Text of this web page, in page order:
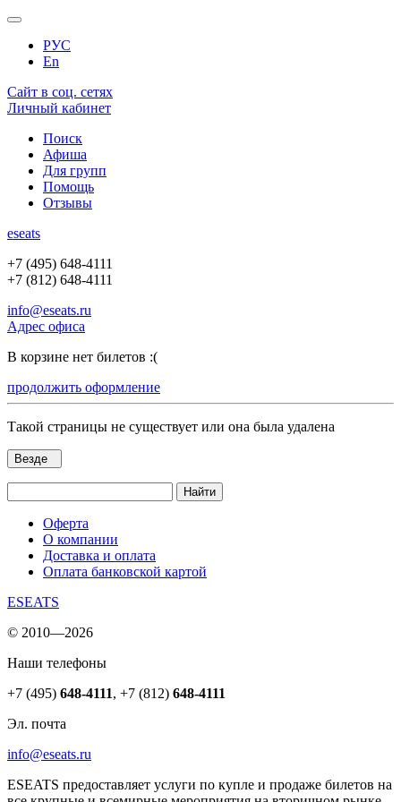
РУС
En
Сайт в соц. сетях
Личный кабинет
Поиск
Афиша
Для групп
Помощь
Отзывы
eseats
+7 (495) 648-4111
+7 (812) 648-4111
info@eseats.ru
Адрес офиса
В корзине нет билетов :(
продолжить оформление
Такой страницы не существует или она была удалена
Везде
Найти
Оферта
О компании
Доставка и оплата
Оплата банковской картой
ESEATS
© 2010—2026
Наши телефоны
+7 (495) 648-4111, +7 (812) 648-4111
Эл. почта
info@eseats.ru
ESEATS предоставляет услуги по купле и продаже билетов на